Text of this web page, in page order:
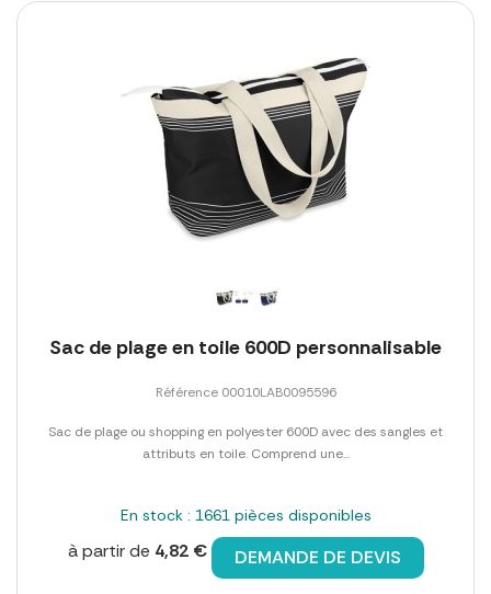
Sac de plage en toile 600D personnalisable
Référence 00010LAB0095596
Sac de plage ou shopping en polyester 600D avec des sangles et
attributs en toile. Comprend une...
En stock : 1661 pièces disponibles
à partir de 4,82 € DEMANDE DE DEVIS